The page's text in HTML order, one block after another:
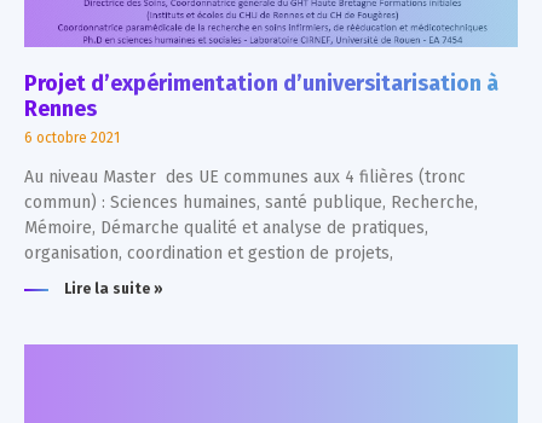
Projet d’expérimentation d’universitarisation à
Rennes
6 octobre 2021
Au niveau Master des UE communes aux 4 filières (tronc
commun) : Sciences humaines, santé publique, Recherche,
Mémoire, Démarche qualité et analyse de pratiques,
organisation, coordination et gestion de projets,
Lire la suite »